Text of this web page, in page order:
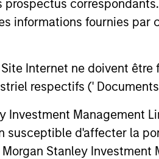
informations fournies par
Internet ne doivent être
respectifs ('
Investment Management
susceptible d'affecter la
Stanley Investment
offers client-focused
expertise with technology-